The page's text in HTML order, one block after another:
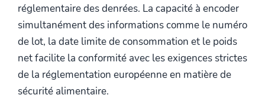
réglementaire des denrées. La capacité à encoder
simultanément des informations comme le numéro
de lot, la date limite de consommation et le poids
net facilite la conformité avec les exigences strictes
de la réglementation européenne en matière de
sécurité alimentaire.